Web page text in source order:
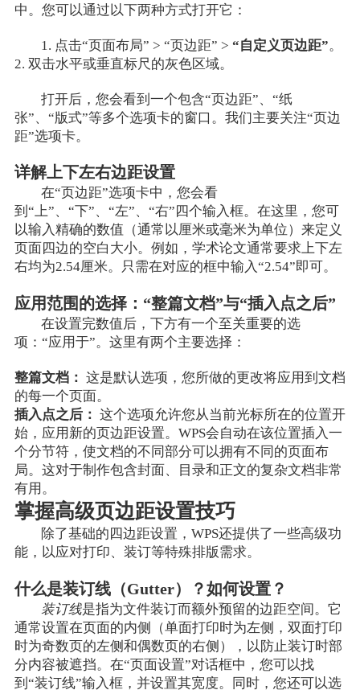
中。您可以通过以下两种方式打开它：
1. 点击“页面布局” > “页边距” >“自定义页边距”。
2. 双击水平或垂直标尺的灰色区域。
打开后，您会看到一个包含“页边距”、“纸
张”、“版式”等多个选项卡的窗口。我们主要关注“页边
距”选项卡。
详解上下左右边距设置
在“页边距”选项卡中，您会看
到“上”、“下”、“左”、“右”四个输入框。在这里，您可
以输入精确的数值（通常以厘米或毫米为单位）来定义
页面四边的空白大小。例如，学术论文通常要求上下左
右均为2.54厘米。只需在对应的框中输入“2.54”即可。
应用范围的选择：“整篇文档”与“插入点之后”
在设置完数值后，下方有一个至关重要的选
项：“应用于”。这里有两个主要选择：
整篇文档： 这是默认选项，您所做的更改将应用到文档
的每一个页面。
插入点之后： 这个选项允许您从当前光标所在的位置开
始，应用新的页边距设置。WPS会自动在该位置插入一
个分节符，使文档的不同部分可以拥有不同的页面布
局。这对于制作包含封面、目录和正文的复杂文档非常
有用。
掌握高级页边距设置技巧
除了基础的四边距设置，WPS还提供了一些高级功
能，以应对打印、装订等特殊排版需求。
什么是装订线（Gutter）？如何设置？
装订线是指为文件装订而额外预留的边距空间。它
通常设置在页面的内侧（单面打印时为左侧，双面打印
时为奇数页的左侧和偶数页的右侧），以防止装订时部
分内容被遮挡。在“页面设置”对话框中，您可以找
到“装订线”输入框，并设置其宽度。同时，您还可以选